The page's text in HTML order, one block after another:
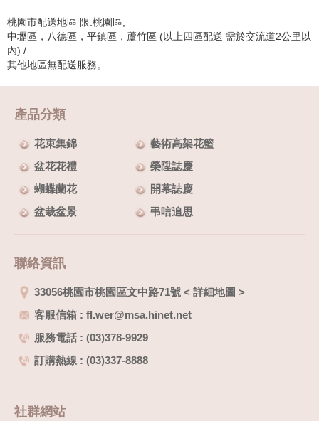
桃園市配送地區 限:桃園區;
中壢區，八德區，平鎮區，蘆竹區 (以上四區配送 需於交流道2公里以
內) /
其他地區無配送服務。
產品分類
花束集錦
盆花花禮
蝴蝶蘭花
盆栽盆景
藝術高架花籃
榮陞誌慶
開幕誌慶
弔唁追思
聯絡資訊
33056桃園市桃園區文中路71號 < 詳細地圖 >
客服信箱 : fl.wer@msa.hinet.net
服務電話 : (03)378-9929
訂購熱線 : (03)337-8888
社群網站